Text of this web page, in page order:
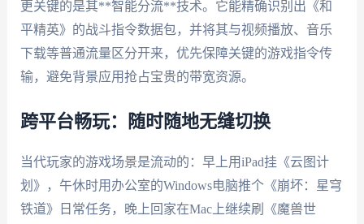
更关键的是其**智能分流**技术。它能精确识别出《和
平精英》的战斗指令数据包，并将其与视频播放、音乐
下载等普通流量区分开来，优先保障关键的游戏指令传
输，避免背景应用抢占宝贵的带宽资源。
跨平台畅玩：随时随地无缝切换
当代玩家的游戏场景是流动的：早上用iPad挂《云图计
划》，午休时用办公室的Windows电脑推个《崩坏：星穹
铁道》日常任务，晚上回家在Mac上继续刷《魔兽世